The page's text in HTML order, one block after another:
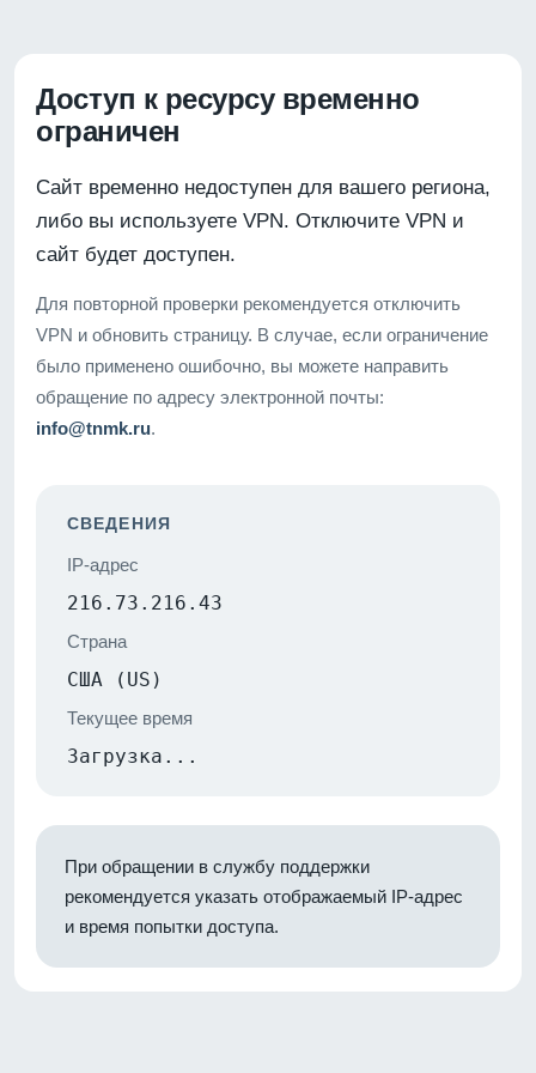
Доступ к ресурсу временно
ограничен
Сайт временно недоступен для вашего региона,
либо вы используете VPN. Отключите VPN и
сайт будет доступен.
Для повторной проверки рекомендуется отключить
VPN и обновить страницу. В случае, если ограничение
было применено ошибочно, вы можете направить
обращение по адресу электронной почты:
info@tnmk.ru.
СВЕДЕНИЯ
IP-адрес
216.73.216.43
Страна
США (US)
Текущее время
Загрузка...
При обращении в службу поддержки
рекомендуется указать отображаемый IP-адрес
и время попытки доступа.